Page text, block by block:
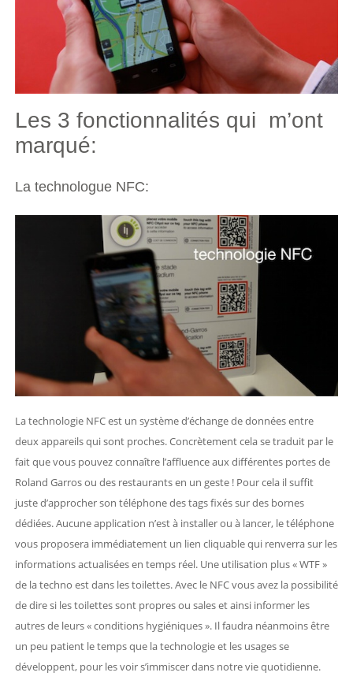
Les 3 fonctionnalités qui m’ont
marqué:
La technologue NFC:
La technologie NFC est un système d’échange de données entre
deux appareils qui sont proches. Concrètement cela se traduit par le
fait que vous pouvez connaître l’affluence aux différentes portes de
Roland Garros ou des restaurants en un geste ! Pour cela il suffit
juste d’approcher son téléphone des tags fixés sur des bornes
dédiées. Aucune application n’est à installer ou à lancer, le téléphone
vous proposera immédiatement un lien cliquable qui renverra sur les
informations actualisées en temps réel. Une utilisation plus « WTF »
de la techno est dans les toilettes. Avec le NFC vous avez la possibilité
de dire si les toilettes sont propres ou sales et ainsi informer les
autres de leurs « conditions hygiéniques ». Il faudra néanmoins être
un peu patient le temps que la technologie et les usages se
développent, pour les voir s’immiscer dans notre vie quotidienne.